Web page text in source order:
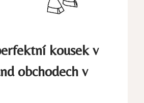
kousek v
obchodech v